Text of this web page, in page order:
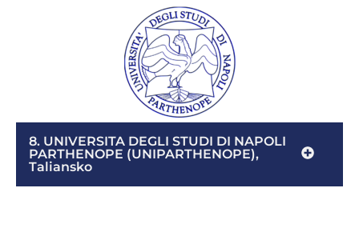
8. UNIVERSITA DEGLI STUDI DI NAPOLI
PARTHENOPE (UNIPARTHENOPE),
Taliansko